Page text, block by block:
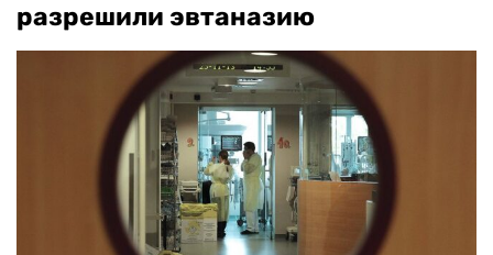
разрешили эвтаназию